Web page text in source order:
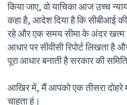
किया जाए, वो याचिका आज उच्च
कहा है, आदेश दिया है कि सीबीआई
रहे और एक समय सीमा के अंदर खत्म
आधार पर सीवीसी रिपोर्ट लिखता है
पूरा आधार बनाती है सरकार की
आखिर में, मैं आपको एक तीसरा दोहरे
चाहता हूं।